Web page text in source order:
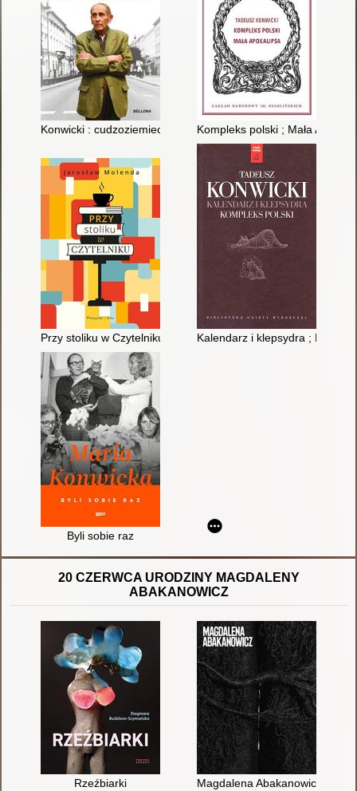
Konwicki : cudzoziemiec tranzytowyKompleks polski ; Mała
Przy stoliku w Czytelniku Kalendarz i klepsydra ;
Byli sobie raz
20 CZERWCA URODZINY MAGDALENY
ABAKANOWICZ
Rzeźbiarki Magdalena Abakanowicz